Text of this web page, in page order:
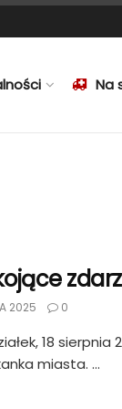
Na
2025 0
18
miasta. ...